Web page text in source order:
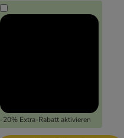
-20% Extra-Rabatt aktivieren